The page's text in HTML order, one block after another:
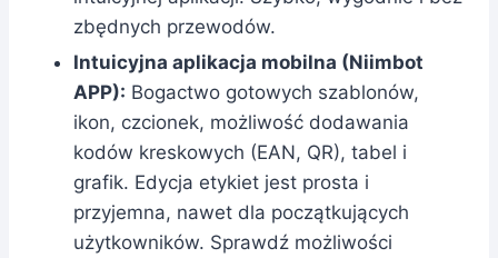
zbędnych przewodów.
Intuicyjna aplikacja mobilna (Niimbot
APP): Bogactwo gotowych szablonów,
ikon, czcionek, możliwość dodawania
kodów kreskowych (EAN, QR), tabel i
grafik. Edycja etykiet jest prosta i
przyjemna, nawet dla początkujących
użytkowników. Sprawdź możliwości